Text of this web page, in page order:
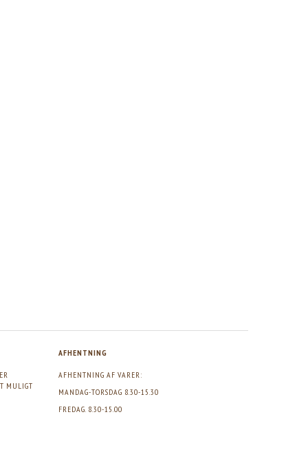
MULIGT
AFHENTNING
AFHENTNING AF VARER:
MANDAG-TORSDAG 8.30-15.30
FREDAG. 8.30-15.00